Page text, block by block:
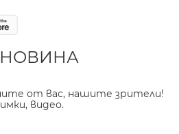
НОВИНА
от вас, нашите зрители!
видео.